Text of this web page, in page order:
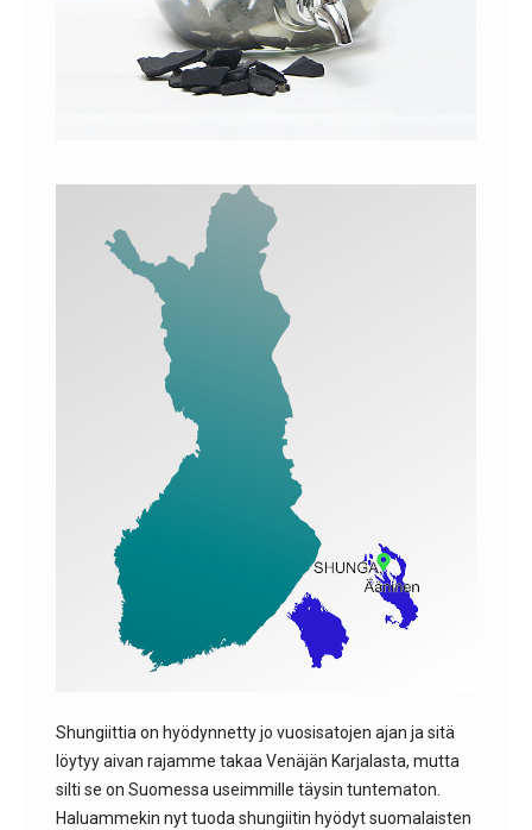
Shungiittia on hyödynnetty jo vuosisatojen ajan ja sitä
löytyy aivan rajamme takaa Venäjän Karjalasta, mutta
silti se on Suomessa useimmille täysin tuntematon.
Haluammekin nyt tuoda shungiitin hyödyt suomalaisten